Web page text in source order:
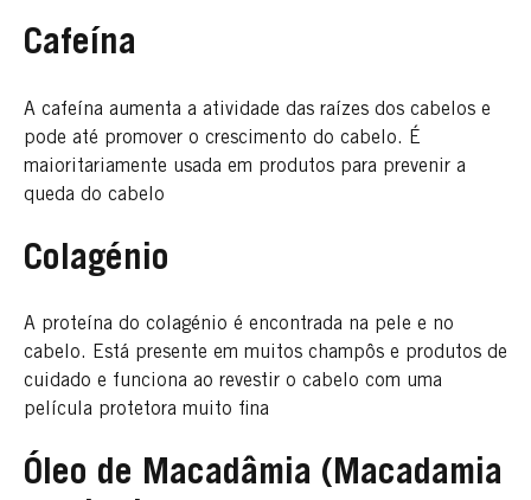
Cafeína
A cafeína aumenta a atividade das raízes dos cabelos e
pode até promover o crescimento do cabelo. É
maioritariamente usada em produtos para prevenir a
queda do cabelo
Colagénio
A proteína do colagénio é encontrada na pele e no
cabelo. Está presente em muitos champôs e produtos de
cuidado e funciona ao revestir o cabelo com uma
película protetora muito fina
Óleo de Macadâmia (Macadamia